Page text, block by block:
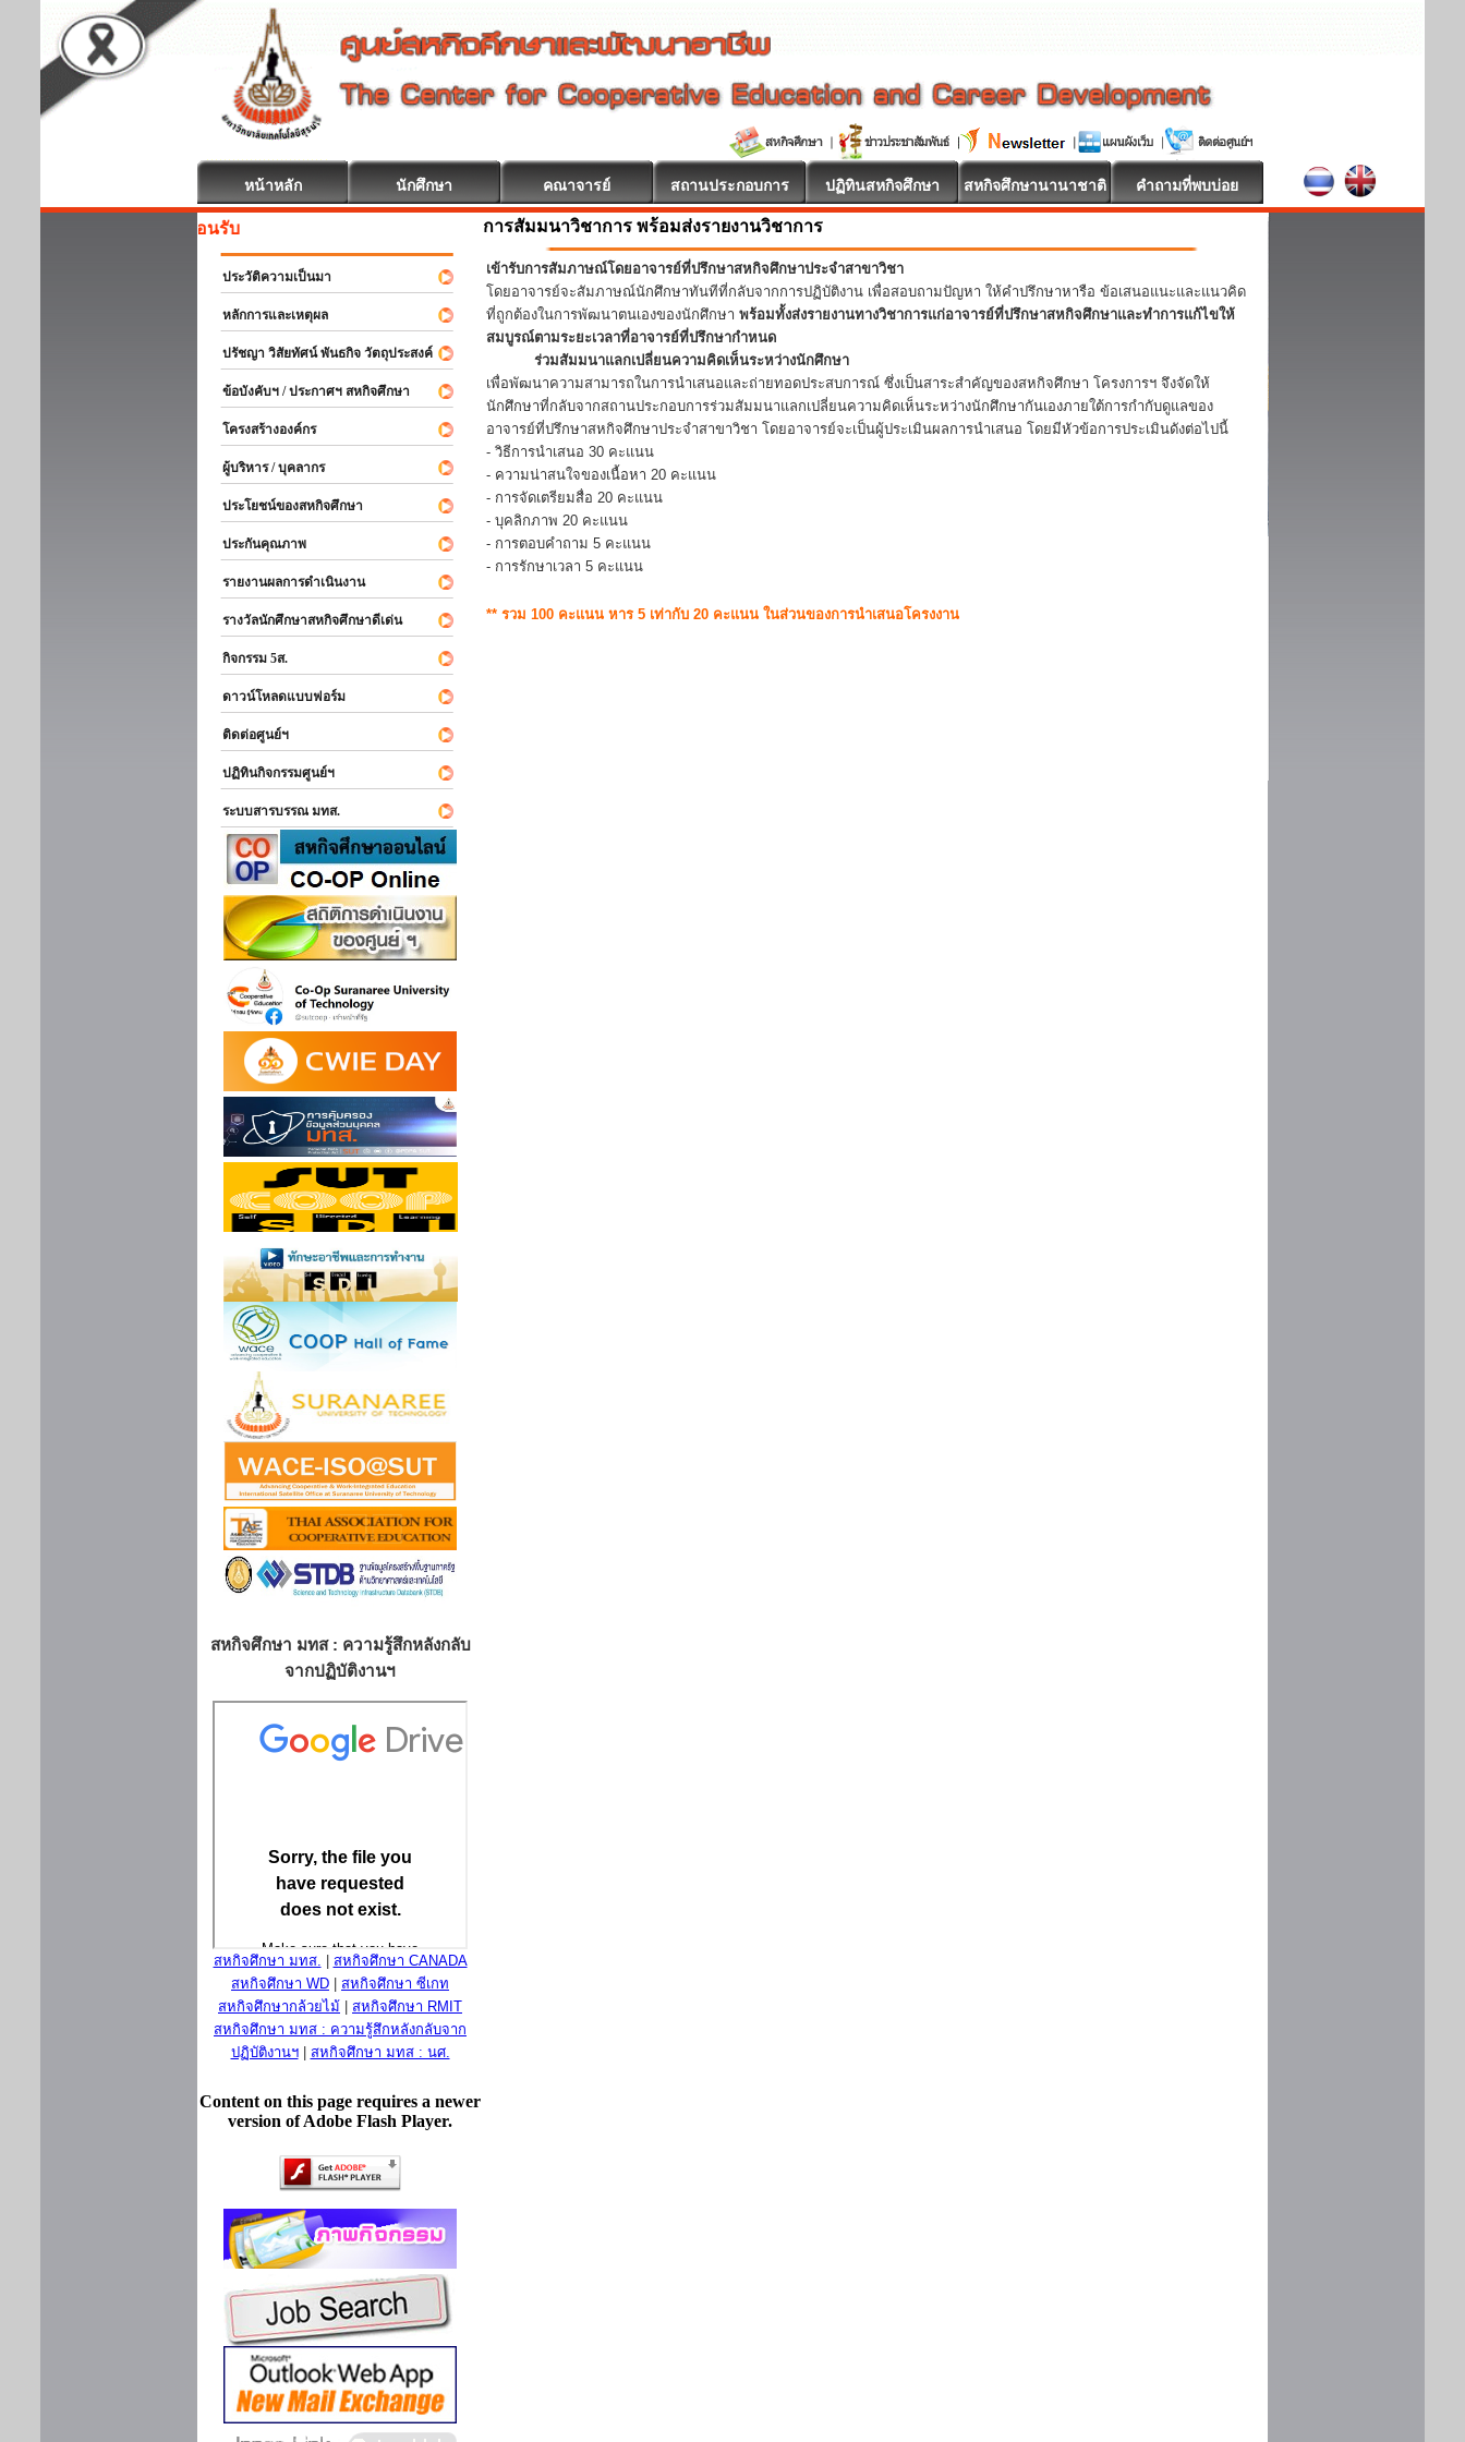
หน้าหลัก นักศึกษา คณาจารย์ สถานประกอบการ ปฏิทินสหกิจศึกษา สหกิจศึกษานานาชาติ คำถามที่พบบ่อย
สหกิจศึกษา ยินดีต้อนรับ
ประวัติความเป็นมา
หลักการและเหตุผล
ปรัชญา วิสัยทัศน์ พันธกิจ วัตถุประสงค์
ข้อบังคับฯ / ประกาศฯ สหกิจศึกษา
โครงสร้างองค์กร
ผู้บริหาร / บุคลากร
ประโยชน์ของสหกิจศึกษา
ประกันคุณภาพ
รายงานผลการดำเนินงาน
รางวัลนักศึกษาสหกิจศึกษาดีเด่น
กิจกรรม 5ส.
ดาวน์โหลดแบบฟอร์ม
ติดต่อศูนย์ฯ
ปฏิทินกิจกรรมศูนย์ฯ
ระบบสารบรรณ มทส.
สหกิจศึกษา มทส : ความรู้สึกหลังกลับ
จากปฏิบัติงานฯ
สหกิจศึกษา มทส.
สหกิจศึกษา CANADA
สหกิจศึกษา WD
สหกิจศึกษา ซีเกท
สหกิจศึกษากล้วยไม้
สหกิจศึกษา RMIT
สหกิจศึกษา มทส : ความรู้สึกหลังกลับจาก
ปฏิบัติงานฯ| สหกิจศึกษา มทส : นศ.
Content on this page requires a newer
version of Adobe Flash Player.
การสัมมนาวิชาการ พร้อมส่งรายงานวิชาการ
เข้ารับการสัมภาษณ์โดยอาจารย์ที่ปรึกษาสหกิจศึกษาประจำสาขาวิชา
โดยอาจารย์จะสัมภาษณ์นักศึกษาทันทีที่กลับจากการปฏิบัติงาน เพื่อสอบถามปัญหา ให้คำปรึกษาหารือ ข้อเสนอแนะและแนวคิด
ที่ถูกต้องในการพัฒนาตนเองของนักศึกษา พร้อมทั้งส่งรายงานทางวิชาการแก่อาจารย์ที่ปรึกษาสหกิจศึกษาและทำการแก้ไขให้
สมบูรณ์ตามระยะเวลาที่อาจารย์ที่ปรึกษากำหนด
ร่วมสัมมนาแลกเปลี่ยนความคิดเห็นระหว่างนักศึกษา
เพื่อพัฒนาความสามารถในการนำเสนอและถ่ายทอดประสบการณ์ ซึ่งเป็นสาระสำคัญของสหกิจศึกษา โครงการฯ จึงจัดให้
นักศึกษาที่กลับจากสถานประกอบการร่วมสัมมนาแลกเปลี่ยนความคิดเห็นระหว่างนักศึกษากันเองภายใต้การกำกับดูแลของ
อาจารย์ที่ปรึกษาสหกิจศึกษาประจำสาขาวิชา โดยอาจารย์จะเป็นผู้ประเมินผลการนำเสนอ โดยมีหัวข้อการประเมินดังต่อไปนี้
- วิธีการนำเสนอ 30 คะแนน
- ความน่าสนใจของเนื้อหา 20 คะแนน
- การจัดเตรียมสื่อ 20 คะแนน
- บุคลิกภาพ 20 คะแนน
- การตอบคำถาม 5 คะแนน
- การรักษาเวลา 5 คะแนน
** รวม 100 คะแนน หาร 5 เท่ากับ 20 คะแนน ในส่วนของการนำเสนอโครงงาน